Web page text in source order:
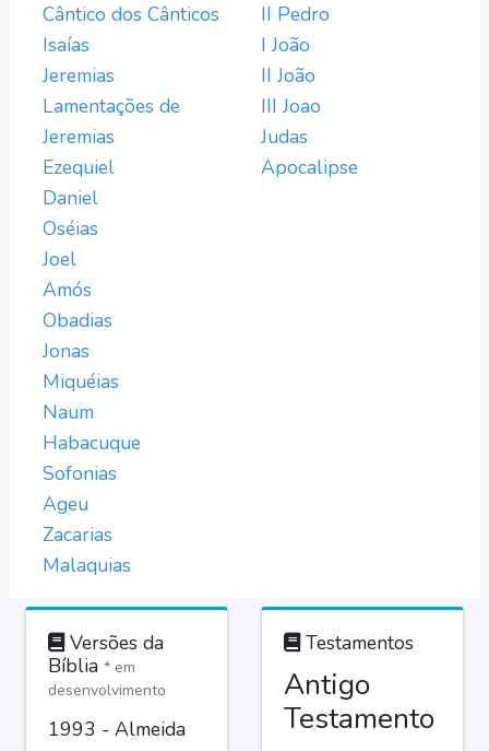
Cântico dos Cânticos
Isaías
Jeremias
Lamentações de
Jeremias
Ezequiel
Daniel
Oséias
Joel
Amós
Obadias
Jonas
Miquéias
Naum
Habacuque
Sofonias
Ageu
Zacarias
Malaquias
II Pedro
I João
II João
III Joao
Judas
Apocalipse
Versões da
Bíblia * em
desenvolvimento
1993 - Almeida
Testamentos
Antigo
Testamento